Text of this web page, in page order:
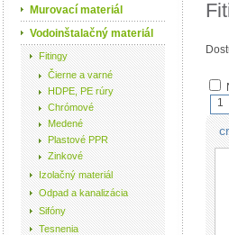
1
Murovací materiál
Vodoinštalačný materiál
Fitingy
Čierne a varné
HDPE, PE rúry
Chrómové
Medené
Plastové PPR
Zinkové
Izolačný materiál
Odpad a kanalizácia
Sifóny
Tesnenia